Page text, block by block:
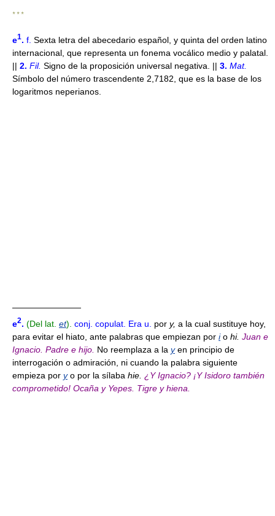
* * *
e1. f. Sexta letra del abecedario español, y quinta del orden latino
internacional, que representa un fonema vocálico medio y palatal.
|| 2. Fil. Signo de la proposición universal negativa. || 3. Mat.
Símbolo del número trascendente 2,7182, que es la base de los
logaritmos neperianos.
————————
e2. (Del lat. et). conj. copulat. Era u. por y, a la cual sustituye hoy,
para evitar el hiato, ante palabras que empiezan por io hi. Juan e
Ignacio. Padre e hijo. No reemplaza a la yen principio de
interrogación o admiración, ni cuando la palabra siguiente
empieza por yo por la sílaba hie. ¿Y Ignacio? ¡Y Isidoro también
comprometido! Ocaña y Yepes. Tigre y hiena.